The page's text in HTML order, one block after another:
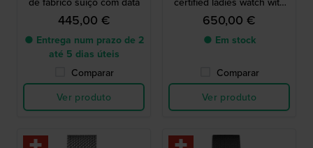
445,00 €
● Entrega num prazo de 2
até 5 dias úteis
Comparar
Ver produto
diamonds
650,00 €
● Em stock
Comparar
Ver produto